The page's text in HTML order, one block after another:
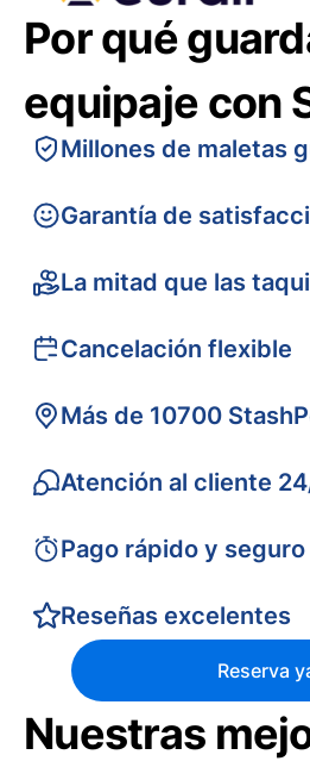
Por qué
equipaje con
Millones de maletas
Garantía de
La mitad que las
Cancelación flexible
Más de 10700
Atención al cliente
Pago rápido y seguro
Reseñas excelentes
Reserva
Nuestras